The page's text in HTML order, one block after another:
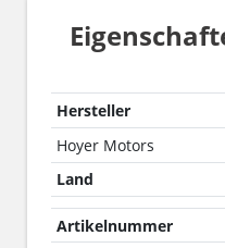
Hersteller
Hoyer Motors
Land
Artikelnummer